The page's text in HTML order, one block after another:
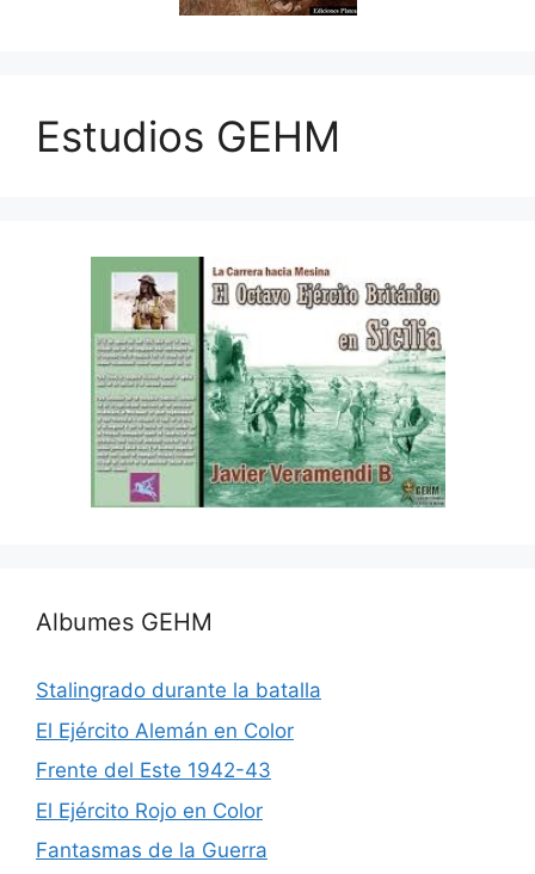
Estudios GEHM
Albumes GEHM
Stalingrado durante la batalla
El Ejército Alemán en Color
Frente del Este 1942-43
El Ejército Rojo en Color
Fantasmas de la Guerra